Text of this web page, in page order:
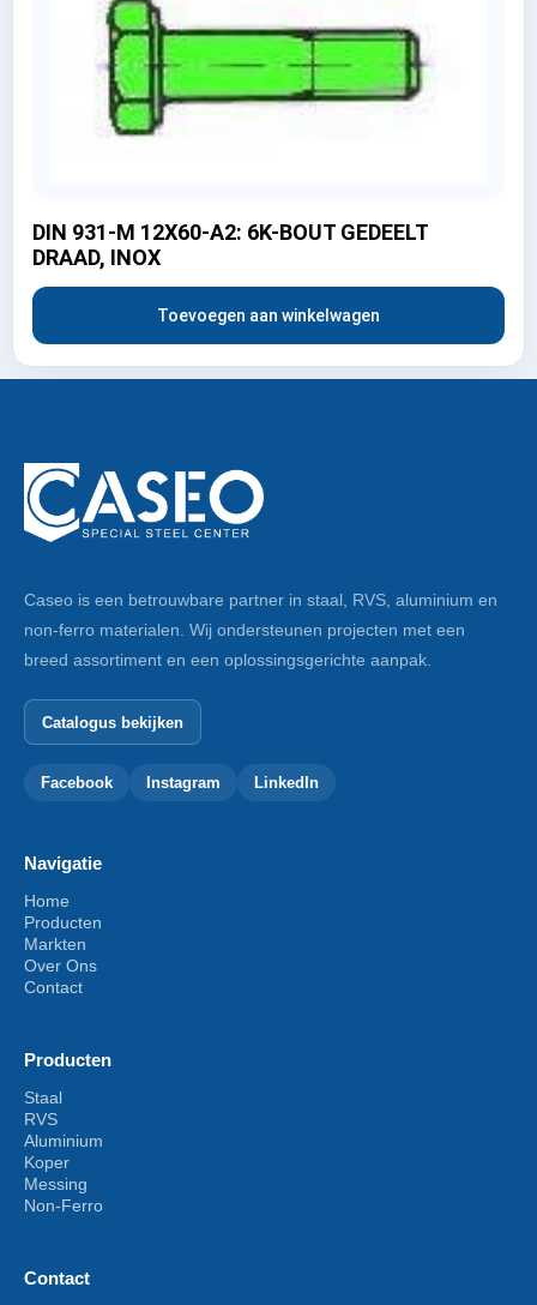
DIN 931-M 12X60-A2: 6K-BOUT GEDEELT
DRAAD, INOX
Toevoegen aan winkelwagen
Caseo is een betrouwbare partner in staal, RVS, aluminium en
non-ferro materialen. Wij ondersteunen projecten met een
breed assortiment en een oplossingsgerichte aanpak.
Catalogus bekijken
Facebook Instagram LinkedIn
Navigatie
Home
Producten
Markten
Over Ons
Contact
Producten
Staal
RVS
Aluminium
Koper
Messing
Non-Ferro
Contact